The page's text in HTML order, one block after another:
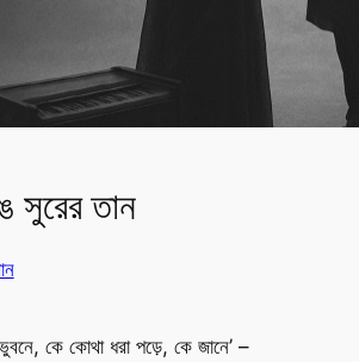
সুরের তান
ভুবনে, কে কোথা ধরা পড়ে, কে জানে’ –